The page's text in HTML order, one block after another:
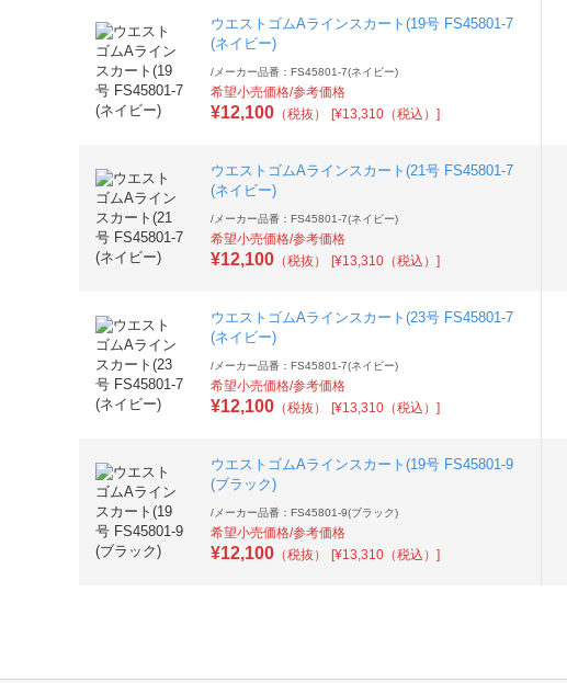
ウエストゴムAラインスカート(19号 FS45801-7
(ネイビー)
/ メーカー品番：FS45801-7(ネイビー)
希望小売価格/参考価格
¥12,100 （税抜） [¥13,310（税込）]
ウエストゴムAラインスカート(21号 FS45801-7
(ネイビー)
/ メーカー品番：FS45801-7(ネイビー)
希望小売価格/参考価格
¥12,100 （税抜） [¥13,310（税込）]
ウエストゴムAラインスカート(23号 FS45801-7
(ネイビー)
/ メーカー品番：FS45801-7(ネイビー)
希望小売価格/参考価格
¥12,100 （税抜） [¥13,310（税込）]
ウエストゴムAラインスカート(19号 FS45801-9
(ブラック)
/ メーカー品番：FS45801-9(ブラック)
希望小売価格/参考価格
¥12,100 （税抜） [¥13,310（税込）]